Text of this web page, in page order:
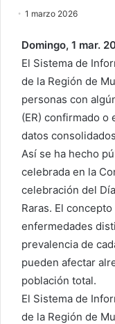
1 marzo 2026
Domingo, 1 mar.
El Sistema de
de la Región de
personas con
(ER) confirmado o
datos
Así se ha hecho
celebrada en la
celebración del
Raras. El
enfermedades
prevalencia de
pueden afectar
población total.
El Sistema de
de la Región de